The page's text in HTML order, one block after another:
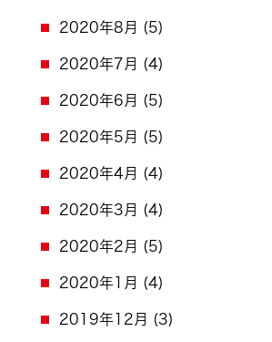
2020年8月 (5)
2020年7月 (4)
2020年6月 (5)
2020年5月 (5)
2020年4月 (4)
2020年3月 (4)
2020年2月 (5)
2020年1月 (4)
2019年12月 (3)